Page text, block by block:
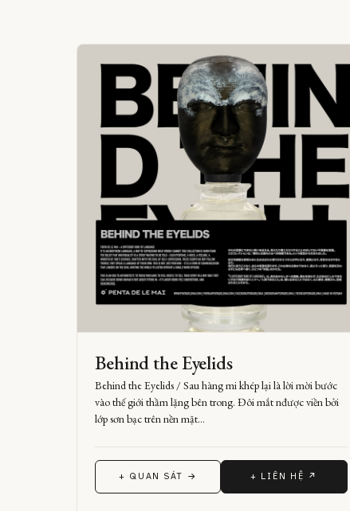
Behind the Eyelids
Behind the Eyelids / Sau hàng mi khép lại là lời mời bước
vào thế giới thầm lặng bên trong. Đôi mắt nđược viền bởi
lớp sơn bạc trên nền mặt…
+ QUAN SÁT → + LIÊN HỆ ↗